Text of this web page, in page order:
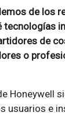
de los
tecnologías
de
o
Honeywell
usuarios e